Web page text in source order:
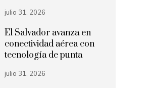
julio 31, 2026
El Salvador avanza en
conectividad aérea con
tecnología de punta
julio 31, 2026